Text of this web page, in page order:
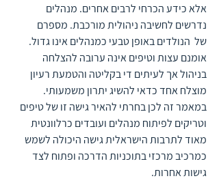
אלא כידע הכרחי לרבים אחרים. מנהלים
נדרשים לחשיבה ניהולית מורכבת. מספרם
של  הנולדים באופן טבעי כמנהלים אינו גדול.
אומנם עצות וטיפים אינה ערובה להצלחה
בניהול אך לעיתים די בקליטה והטמעת רעיון
מוצלח אחד כדאי להשיג יתרון משמעותי.
במאמר זה לכן בחרתי להאיר גישה זו של טיפים
וטריקים לפיתוח מנהלים ועובדים כרלוונטית
מאוד לתרבות הישראלית גישה היכולה לשמש
כמרכיב מרכזי בתוכניות הדרכה ופתוח לצד
גישות אחרות.